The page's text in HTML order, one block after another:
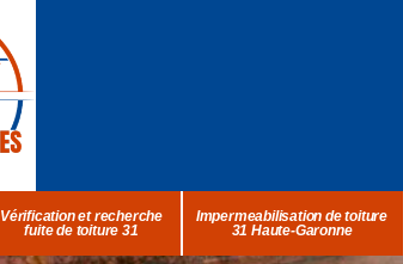
Vérification et recherche
fuite de toiture 31
Impermeabilisation de toiture
31 Haute-Garonne